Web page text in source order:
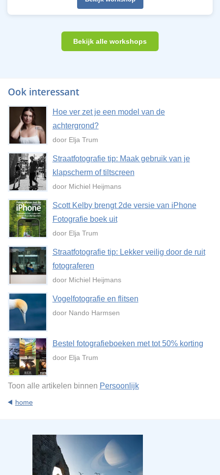
Bekijk alle workshops
Ook interessant
Hoe ver zet je een model van de
achtergrond?
door Elja Trum
Straatfotografie tip: Maak gebruik van je
klapscherm of tiltscreen
door Michiel Heijmans
Scott Kelby brengt 2de versie van iPhone
Fotografie boek uit
door Elja Trum
Straatfotografie tip: Lekker veilig door de ruit
fotograferen
door Michiel Heijmans
Vogelfotografie en flitsen
door Nando Harmsen
Bestel fotografieboeken met tot 50% korting
door Elja Trum
Toon alle artikelen binnen Persoonlijk
home